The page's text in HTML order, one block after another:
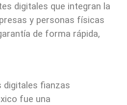
digitales que integran la
y personas físicas
de forma rápida,
digitales fianzas
fue una